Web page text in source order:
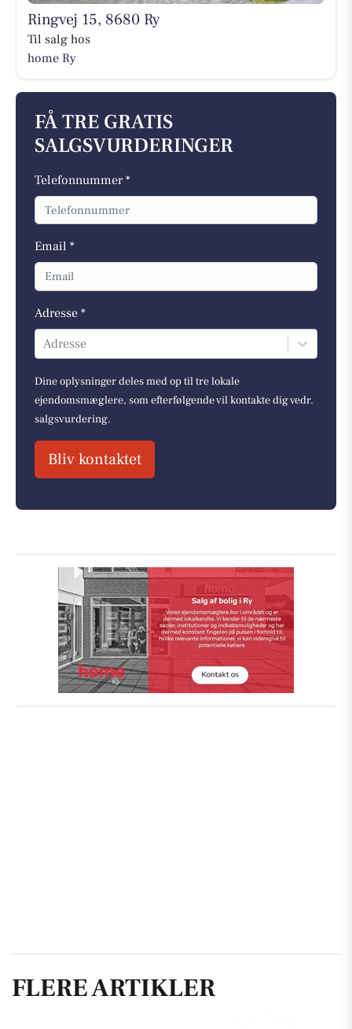
Ringvej 15, 8680 Ry
Til salg hos
home Ry
FÅ TRE GRATIS
SALGSVURDERINGER
Telefonnummer *
Email *
Adresse *
Adresse
Dine oplysninger deles med op til tre lokale
ejendomsmæglere, som efterfølgende vil kontakte dig vedr.
salgsvurdering.
Bliv kontaktet
FLERE ARTIKLER